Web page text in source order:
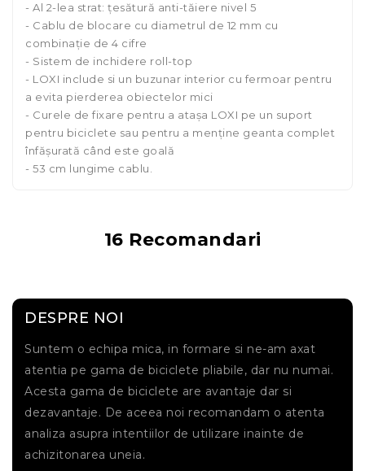
- Al 2-lea strat: țesătură anti-tăiere nivel 5
- Cablu de blocare cu diametrul de 12 mm cu
combinație de 4 cifre
- Sistem de inchidere roll-top
- LOXI include si un buzunar interior cu fermoar pentru
a evita pierderea obiectelor mici
- Curele de fixare pentru a atașa LOXI pe un suport
pentru biciclete sau pentru a menține geanta complet
înfășurată când este goală
- 53 cm lungime cablu.
16 Recomandari
DESPRE NOI
Suntem o echipa mica, in formare si ne-am axat
atentia pe gama de biciclete pliabile, dar nu numai.
Acesta gama de biciclete are avantaje dar si
dezavantaje. De aceea noi recomandam o atenta
analiza asupra intentiilor de utilizare inainte de
achizitonarea uneia.